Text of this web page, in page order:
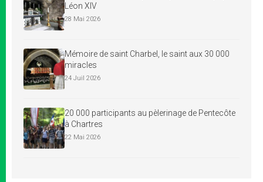
Léon XIV
28 Mai 2026
Mémoire de saint Charbel, le saint aux 30 000
miracles
24 Juil 2026
20 000 participants au pèlerinage de Pentecôte
à Chartres
22 Mai 2026